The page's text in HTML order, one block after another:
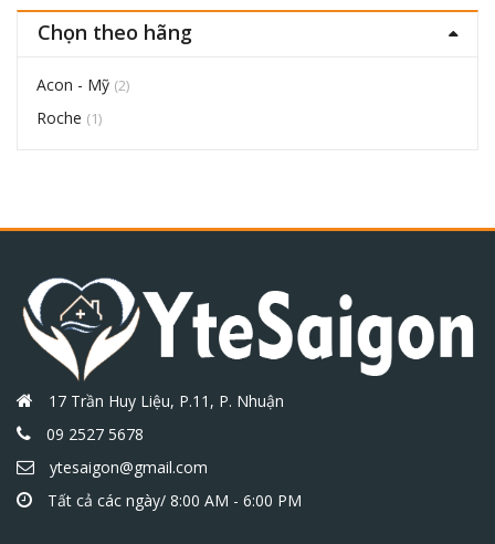
Chọn theo hãng
Acon - Mỹ (2)
Roche (1)
17 Trần Huy Liệu, P.11, P. Nhuận
09 2527 5678
ytesaigon@gmail.com
Tất cả các ngày/ 8:00 AM - 6:00 PM